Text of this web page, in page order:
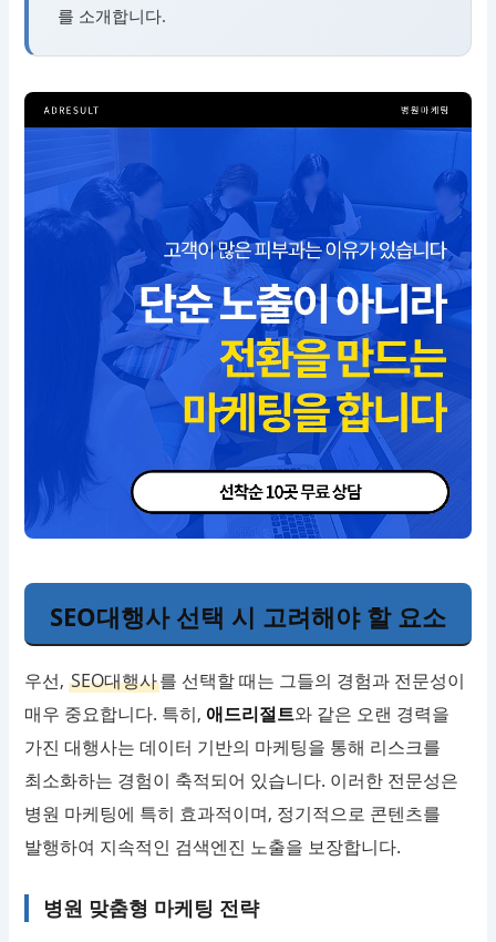
를 소개합니다.
SEO대행사 선택 시 고려해야 할 요소
우선,SEO대행사를 선택할 때는 그들의 경험과 전문성이
매우 중요합니다. 특히, 애드리절트와 같은 오랜 경력을
가진 대행사는 데이터 기반의 마케팅을 통해 리스크를
최소화하는 경험이 축적되어 있습니다. 이러한 전문성은
병원 마케팅에 특히 효과적이며, 정기적으로 콘텐츠를
발행하여 지속적인 검색엔진 노출을 보장합니다.
병원 맞춤형 마케팅 전략